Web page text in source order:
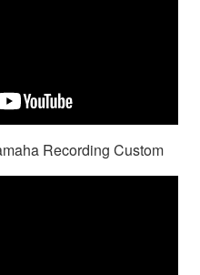
Recording Custom